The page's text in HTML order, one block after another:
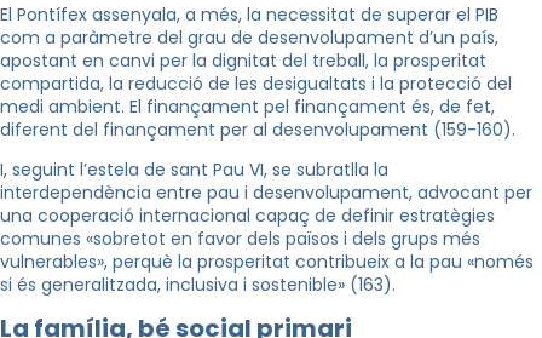
El Pontífex assenyala, a més, la necessitat de superar el PIB
com a paràmetre del grau de desenvolupament d’un país,
apostant en canvi per la dignitat del treball, la prosperitat
compartida, la reducció de les desigualtats i la protecció del
medi ambient. El finançament pel finançament és, de fet,
diferent del finançament per al desenvolupament (159-160).
I, seguint l’estela de sant Pau VI, se subratlla la
interdependència entre pau i desenvolupament, advocant per
una cooperació internacional capaç de definir estratègies
comunes «sobretot en favor dels països i dels grups més
vulnerables», perquè la prosperitat contribueix a la pau «només
si és generalitzada, inclusiva i sostenible» (163).
La família, bé social primari